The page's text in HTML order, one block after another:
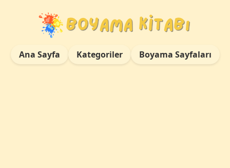
Ana Sayfa Kategoriler Boyama Sayfaları